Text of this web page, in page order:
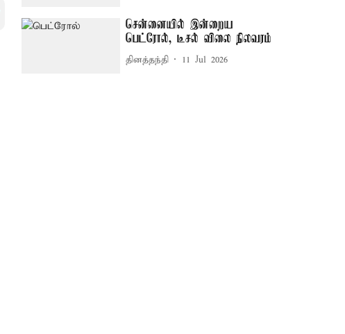
சென்னையில் இன்றைய
பெட்ரோல், டீசல் விலை நிலவரம்
தினத்தந்தி 11 Jul 2026